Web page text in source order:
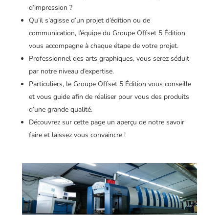
d’impression ?
Qu’il s’agisse d’un projet d’édition ou de
communication, l’équipe du Groupe Offset 5 Édition
vous accompagne à chaque étape de votre projet.
Professionnel des arts graphiques, vous serez séduit
par notre niveau d’expertise.
Particuliers, le Groupe Offset 5 Édition vous conseille
et vous guide afin de réaliser pour vous des produits
d’une grande qualité.
Découvrez sur cette page un aperçu de notre savoir
faire et laissez vous convaincre !